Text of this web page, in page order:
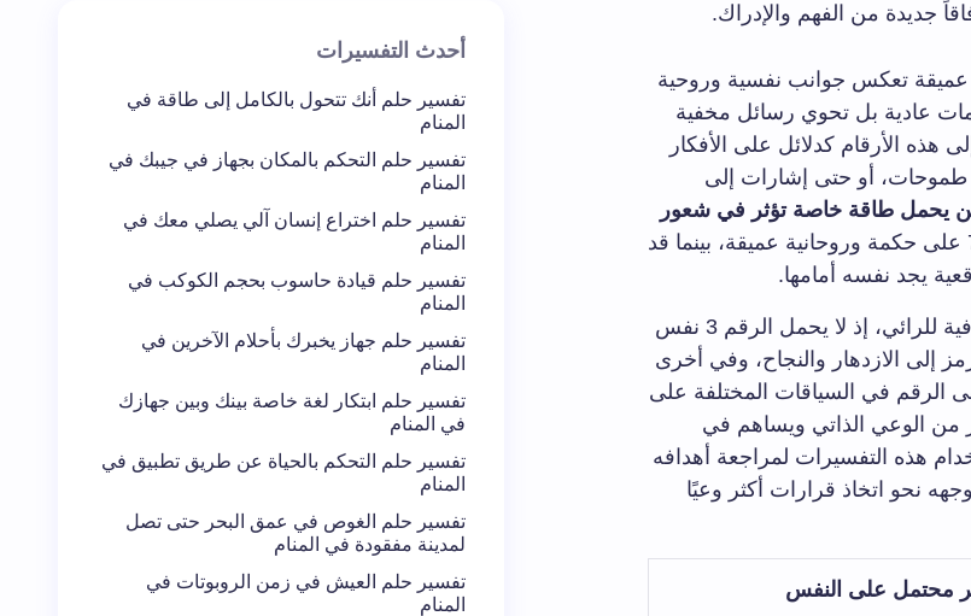
جديدة من الفهم والإدراك.
عميقة تعكس جوانب نفسية وروحية
عادية بل تحوي رسائل مخفية
هذه الأرقام كدلائل على الأفكار
طموحات، أو حتى إشارات إلى
يحمل طاقة خاصة تؤثر في شعور
، حيث يمكن أن يدل الرقم 7 على حكمة وروحانية عميقة، بينما قد
تتنوع تفسيرات الأرقام حسب البيئة الاجتماعية والثقافية للرائي، إذ لا يحمل الرقم 3 نفس
إلى الازدهار والنجاح، وفي أخرى
الرقم في السياقات المختلفة على
من الوعي الذاتي ويساهم في
هذه التفسيرات لمراجعة أهدافه
نحو اتخاذ قرارات أكثر وعيًا
محتمل على النفس
أحدث التفسيرات
تفسير حلم أنك تتحول بالكامل إلى طاقة في
المنام
تفسير حلم التحكم بالمكان بجهاز في جيبك في
المنام
تفسير حلم اختراع إنسان آلي يصلي معك في
المنام
تفسير حلم قيادة حاسوب بحجم الكوكب في
المنام
تفسير حلم جهاز يخبرك بأحلام الآخرين في
المنام
تفسير حلم ابتكار لغة خاصة بينك وبين جهازك
في المنام
تفسير حلم التحكم بالحياة عن طريق تطبيق في
المنام
تفسير حلم الغوص في عمق البحر حتى تصل
لمدينة مفقودة في المنام
تفسير حلم العيش في زمن الروبوتات في
المنام